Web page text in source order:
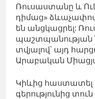
Ռուսաստանը և
դիմաց»
են անցկացրել:
պաշտպանության
տվյալով՝ այդ
Արաբական
Կիևից հաստատել
գերությունից